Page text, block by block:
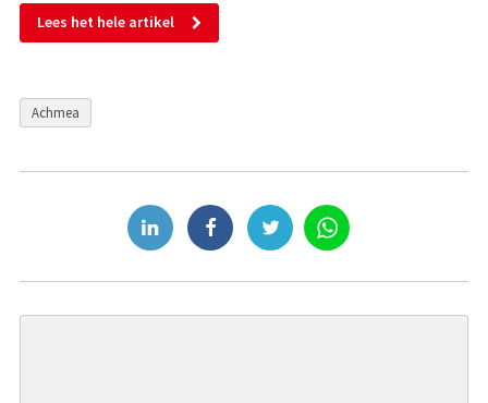
Lees het hele artikel
Achmea